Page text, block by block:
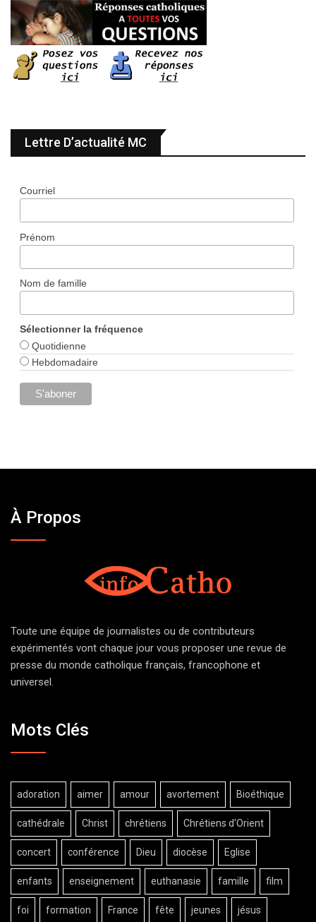
Lettre D’actualité MC
Courriel
Prénom
Nom de famille
Sélectionner la fréquence
Quotidienne
Hebdomadaire
À Propos
Toute une équipe de journalistes ou de contributeurs
expérimentés vont chaque jour vous proposer une revue de
presse du monde catholique français, francophone et
universel.
Mots Clés
adoration aimer amour avortement Bioéthique
cathédrale Christ chrétiens Chrétiens d'Orient
concert conférence Dieu diocèse Eglise
enfants enseignement euthanasie famille film
foi formation France fête jeunes jésus